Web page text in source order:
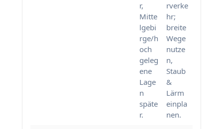
r,
Mitte
lgebi
rge/h
och
geleg
ene
Lage
n
späte
r.
rverke
hr;
breite
Wege
nutze
n,
Staub
&
Lärm
einpla
nen.